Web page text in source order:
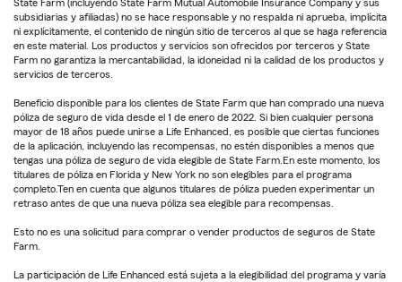
State Farm (incluyendo State Farm Mutual Automobile Insurance Company y sus
subsidiarias y afiliadas) no se hace responsable y no respalda ni aprueba, implícita
ni explícitamente, el contenido de ningún sitio de terceros al que se haga referencia
en este material. Los productos y servicios son ofrecidos por terceros y State
Farm no garantiza la mercantabilidad, la idoneidad ni la calidad de los productos y
servicios de terceros.
Beneficio disponible para los clientes de State Farm que han comprado una nueva
póliza de seguro de vida desde el 1 de enero de 2022. Si bien cualquier persona
mayor de 18 años puede unirse a Life Enhanced, es posible que ciertas funciones
de la aplicación, incluyendo las recompensas, no estén disponibles a menos que
tengas una póliza de seguro de vida elegible de State Farm.En este momento, los
titulares de póliza en Florida y New York no son elegibles para el programa
completo.Ten en cuenta que algunos titulares de póliza pueden experimentar un
retraso antes de que una nueva póliza sea elegible para recompensas.
Esto no es una solicitud para comprar o vender productos de seguros de State
Farm.
La participación de Life Enhanced está sujeta a la elegibilidad del programa y varía